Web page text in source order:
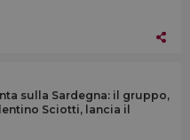
sulla Sardegna: il gruppo,
Sciotti, lancia il